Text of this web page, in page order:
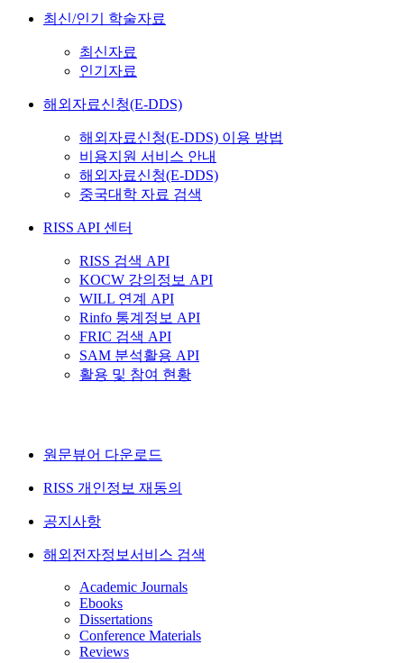
최신/인기 학술자료
최신자료
인기자료
해외자료신청(E-DDS)
해외자료신청(E-DDS) 이용 방법
비용지원 서비스 안내
해외자료신청(E-DDS)
중국대학 자료 검색
RISS API 센터
RISS 검색 API
KOCW 강의정보 API
WILL 연계 API
Rinfo 통계정보 API
FRIC 검색 API
SAM 분석활용 API
활용 및 참여 현황
원문뷰어 다운로드
RISS 개인정보 재동의
공지사항
해외전자정보서비스 검색
Academic Journals
Ebooks
Dissertations
Conference Materials
Reviews